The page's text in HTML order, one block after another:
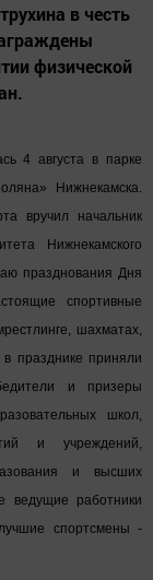
в честь
физической
4 августа в парке
Нижнекамска.
вручил начальник
Нижнекамского
празднования Дня
спортивные
шахматах,
в празднике приняли
и призеры
школ,
и учреждений,
и высших
ведущие работники
спортсмены -